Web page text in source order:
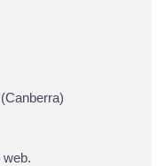
web.